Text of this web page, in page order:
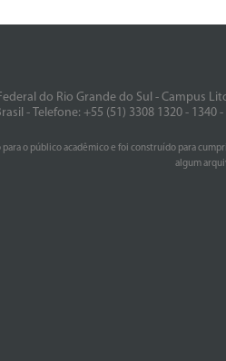
do Rio Grande do Sul - Campus
- Telefone: +55 (51) 3308 1320 - 1340
para o público acadêmico e foi construído para
algum